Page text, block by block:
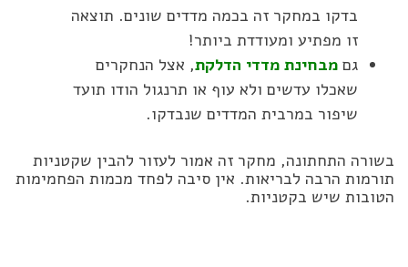
בדקו במחקר זה בכמה מדדים שונים. תוצאה
זו מפתיע ומעודדת ביותר!
גם מבחינת מדדי הדלקת, אצל הנחקרים
שאכלו עדשים ולא עוף או תרנגול הודו תועד
שיפור במרבית המדדים שנבדקו.
בשורה התחתונה, מחקר זה אמור לעזור להבין שקטניות
תורמות הרבה לבריאות. אין סיבה לפחד מכמות הפחמימות
הטובות שיש בקטניות.